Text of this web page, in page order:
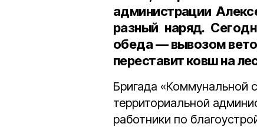
администрации
разный наряд.
обеда — вывозом
переставит ковш на
Бригада «Коммунальной
территориальной
работники по